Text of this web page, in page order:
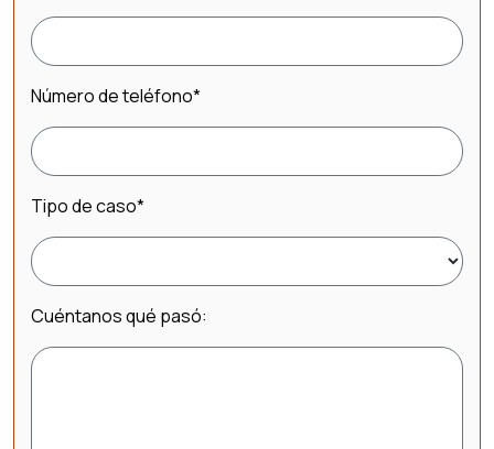
Número de teléfono*
Tipo de caso*
Cuéntanos qué pasó: